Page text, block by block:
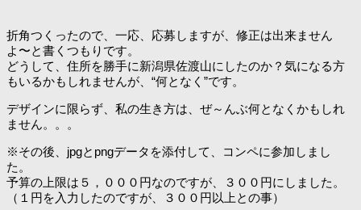
折角つくったので、一応、応募しますが、修正は出来ません
よ〜と書くつもりです。
どうして、住所を勝手に新潟県佐渡山にしたのか？気になる方
もいるかもしれませんが、“何となく”です。
デザインに限らず、私の生き方は、ぜ～んぶ何となくかもしれ
ません。。。
※その後、jpgとpngデータを添付して、コンペに参加しまし
た。
予算の上限は５，０００円なのですが、３００円にしました。
（１円を入力したのですが、３００円以上との事）